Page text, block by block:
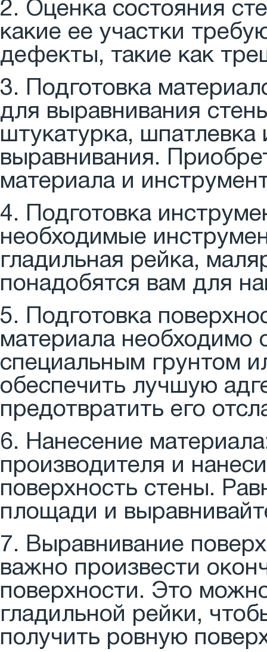
2. Оценка состояния
какие ее участки
дефекты, такие как
3. Подготовка
для выравнивания
штукатурка,
выравнивания.
материала и
4. Подготовка
необходимые
гладильная рейка,
понадобятся вам для
5. Подготовка
материала необходимо
специальным грунтом
обеспечить лучшую
предотвратить его
6. Нанесение
производителя и
поверхность стены.
площади и
7. Выравнивание
важно произвести
поверхности. Это
гладильной рейки,
получить ровную